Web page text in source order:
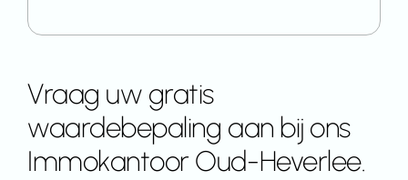
Vraag uw gratis
waardebepaling aan bij ons
Immokantoor Oud-Heverlee.